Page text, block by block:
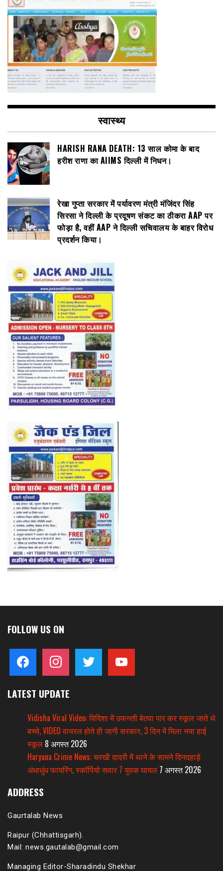
स्वास्थ्य
HARISH RANA DEATH: 13 साल कोमा के बाद
हरीश राणा का AIIMS दिल्ली में निधन।
रेखा गुप्ता सरकार में पर्यावरण मंत्री मंजिंदर सिंह
सिरसा ने दिल्ली के प्रदूषण संकट का ठीकरा AAP पर
फोड़ा है, वहीं AAP ने दिल्ली सचिवालय के बाहर विरोध
प्रदर्शन किया।
FOLLOW US ON
facebook instagram twitter youtube
LATEST UPDATE
Vidisha Viral Video: विदिशा में उफनती बेतवा पार कर स्कूल जाते थे
बच्चे, VIDEO वायरल होते ही जागी सरकार, 3 दिन में मिला नया हाई
स्कूल 8 अगस्त 2026
Haryana Crime News: चरखी दादरी में थाने के सामने दिनदहाड़े
अंधाधुंध फायरिंग, स्कॉर्पियो सवार 7 युवक घायल 7 अगस्त 2026
ADDRESS
Gaurtalab News
Raipur (Chhattisgarh).
Mail: news.gautalab@gmail.com
Managing Editor-Sharadindu Shekhar